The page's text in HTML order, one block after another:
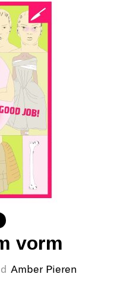
vorm
Amber Pieren